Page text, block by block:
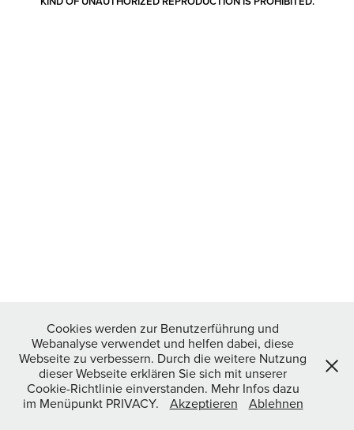
Cookies werden zur Benutzerführung und
Webanalyse verwendet und helfen dabei, diese
Webseite zu verbessern. Durch die weitere Nutzung
dieser Webseite erklären Sie sich mit unserer
Cookie-Richtlinie einverstanden. Mehr Infos dazu
im Menüpunkt PRIVACY.
Akzeptieren Ablehnen